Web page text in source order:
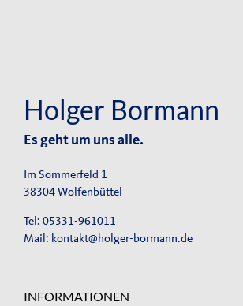
Holger Bormann
Es geht um uns alle.
Im Sommerfeld 1
38304 Wolfenbüttel
Tel: 05331-961011
Mail: kontakt@holger-bormann.de
INFORMATIONEN